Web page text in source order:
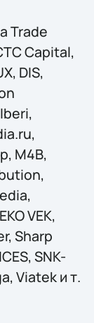
Trade
Capital,
DIS,
М4В,
VEK,
Sharp
SNK-
Viatek и т.